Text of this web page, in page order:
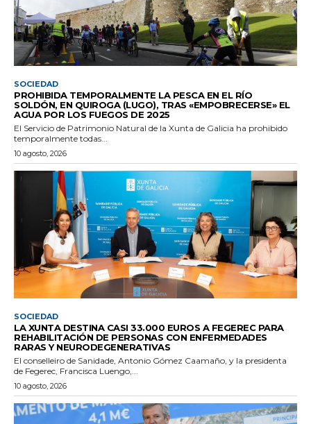
SOCIEDAD
PROHIBIDA TEMPORALMENTE LA PESCA EN EL RÍO
SOLDÓN, EN QUIROGA (LUGO), TRAS «EMPOBRECERSE» EL
AGUA POR LOS FUEGOS DE 2025
El Servicio de Patrimonio Natural de la Xunta de Galicia ha prohibido
temporalmente todas...
10 agosto, 2026
SOCIEDAD
LA XUNTA DESTINA CASI 33.000 EUROS A FEGEREC PARA
REHABILITACIÓN DE PERSONAS CON ENFERMEDADES
RARAS Y NEURODEGENERATIVAS
El conselleiro de Sanidade, Antonio Gómez Caamaño, y la presidenta
de Fegerec, Francisca Luengo,...
10 agosto, 2026